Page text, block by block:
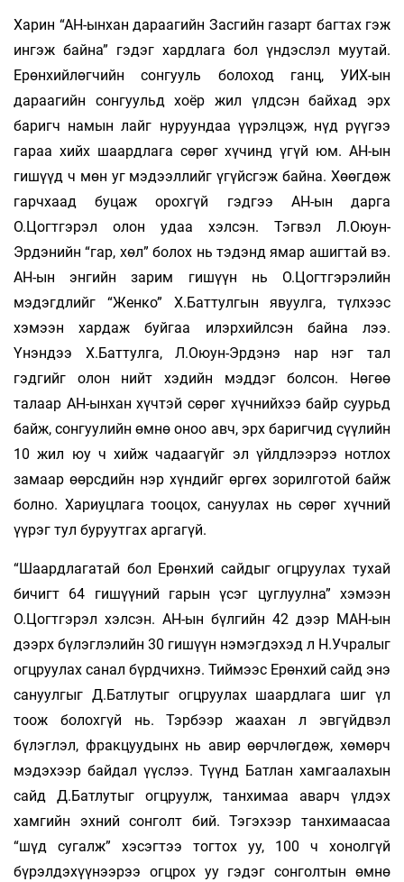
Харин “АН-ынхан дараагийн Засгийн газарт багтах гэж
ингэж байна” гэдэг хардлага бол үндэслэл муутай.
Ерөнхийлөгчийн сонгууль болоход ганц, УИХ-ын
дараагийн сонгуульд хоёр жил үлдсэн байхад эрх
баригч намын лайг нуруундаа үүрэлцэж, нүд рүүгээ
гараа хийх шаардлага сөрөг хүчинд үгүй юм. АН-ын
гишүүд ч мөн уг мэдээллийг үгүйсгэж байна. Хөөгдөж
гарчхаад буцаж орохгүй гэдгээ АН-ын дарга
О.Цогтгэрэл олон удаа хэлсэн. Тэгвэл Л.Оюун-
Эрдэнийн “гар, хөл” болох нь тэдэнд ямар ашигтай вэ.
АН-ын энгийн зарим гишүүн нь О.Цогтгэрэлийн
мэдэгдлийг “Женко” Х.Баттулгын явуулга, түлхээс
хэмээн хардаж буйгаа илэрхийлсэн байна лээ.
Үнэндээ Х.Баттулга, Л.Оюун-Эрдэнэ нар нэг тал
гэдгийг олон нийт хэдийн мэддэг болсон. Нөгөө
талаар АН-ынхан хүчтэй сөрөг хүчнийхээ байр суурьд
байж, сонгуулийн өмнө оноо авч, эрх баригчид сүүлийн
10 жил юу ч хийж чадаагүйг эл үйлдлээрээ нотлох
замаар өөрсдийн нэр хүндийг өргөх зорилготой байж
болно. Хариуцлага тооцох, сануулах нь сөрөг хүчний
үүрэг тул буруутгах аргагүй.
“Шаардлагатай бол Ерөнхий сайдыг огцруулах тухай
бичигт 64 гишүүний гарын үсэг цуглуулна” хэмээн
О.Цогтгэрэл хэлсэн. АН-ын бүлгийн 42 дээр МАН-ын
дээрх бүлэглэлийн 30 гишүүн нэмэгдэхэд л Н.Учралыг
огцруулах санал бүрдчихнэ. Тиймээс Ерөнхий сайд энэ
сануулгыг Д.Батлутыг огцруулах шаардлага шиг үл
тоож болохгүй нь. Тэрбээр жаахан л эвгүйдвэл
бүлэглэл, фракцуудынх нь авир өөрчлөгдөж, хөмөрч
мэдэхээр байдал үүслээ. Түүнд Батлан хамгаалахын
сайд Д.Батлутыг огцруулж, танхимаа аварч үлдэх
хамгийн эхний сонголт бий. Тэгэхээр танхимаасаа
“шүд сугалж” хэсэгтээ тогтох уу, 100 ч хонолгүй
бүрэлдэхүүнээрээ огцрох уу гэдэг сонголтын өмнө